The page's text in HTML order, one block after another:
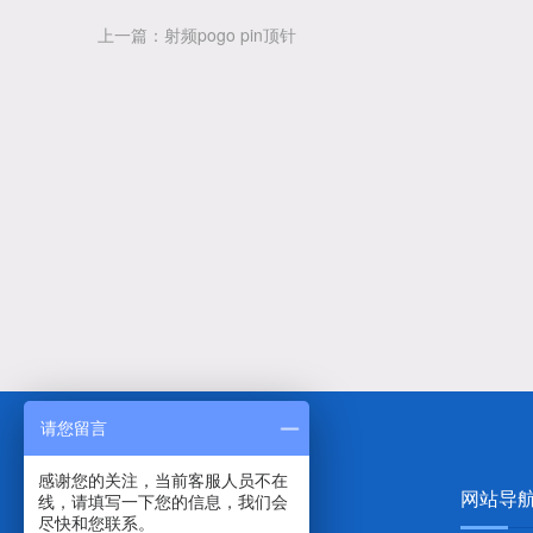
上一篇：射频pogo pin顶针
网站导
请您留言
感谢您的关注，当前客服人员不在
线，请填写一下您的信息，我们会
尽快和您联系。